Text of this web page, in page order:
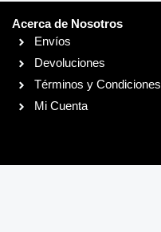
Acerca de Nosotros
Envíos
Devoluciones
Términos y Condiciones
Mi Cuenta